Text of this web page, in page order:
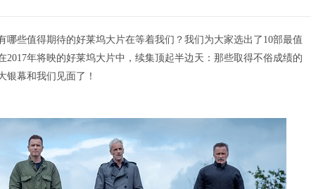
哪些值得期待的好莱坞大片在等着我们？我们为大家选出了10部最值
2017年将映的好莱坞大片中，续集顶起半边天：那些取得不俗成绩的
银幕和我们见面了！